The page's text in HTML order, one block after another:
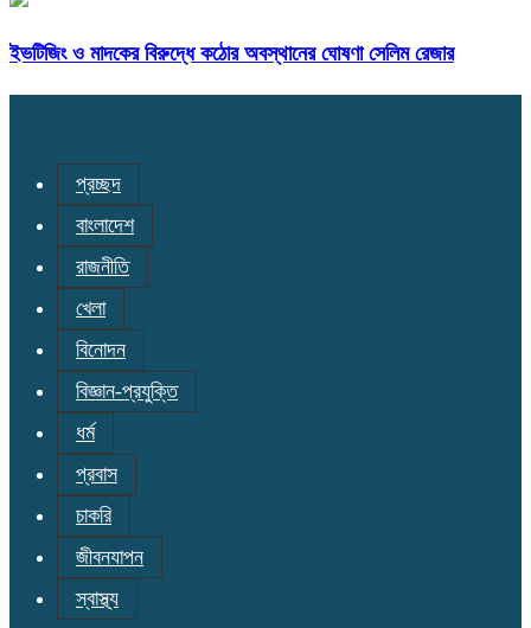
ইভটিজিং ও মাদকের বিরুদ্ধে কঠোর অবস্থানের ঘোষণা সেলিম রেজার
প্রচ্ছদ
বাংলাদেশ
রাজনীতি
খেলা
বিনোদন
বিজ্ঞান-প্রযুক্তি
ধর্ম
প্রবাস
চাকরি
জীবনযাপন
স্বাস্থ্য